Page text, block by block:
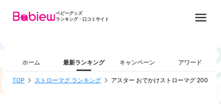
ベビーグッズ
ランキング・口コミサイト
ホーム 最新ランキング キャンペーン アワード
TOP ストローマグ ランキング アスター おでかけストローマグ 200